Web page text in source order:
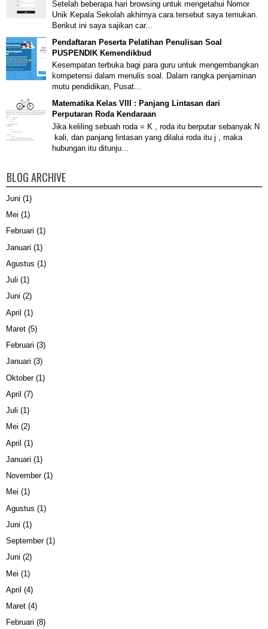
Setelah beberapa hari browsing untuk mengetahui Nomor
Unik Kepala Sekolah akhirnya cara tersebut saya temukan.
Berikut ini saya sajikan car...
Pendaftaran Peserta Pelatihan Penulisan Soal
PUSPENDIK Kemendikbud
Kesempatan terbuka bagi para guru untuk mengembangkan
kompetensi dalam menulis soal. Dalam rangka penjaminan
mutu pendidikan, Pusat...
Matematika Kelas VIII : Panjang Lintasan dari
Perputaran Roda Kendaraan
Jika keliling sebuah roda = K , roda itu berputar sebanyak N
kali, dan panjang lintasan yang dilalui roda itu j , maka
hubungan itu ditunju...
BLOG ARCHIVE
Juni (1)
Mei (1)
Februari (1)
Januari (1)
Agustus (1)
Juli (1)
Juni (2)
April (1)
Maret (5)
Februari (3)
Januari (3)
Oktober(1)
April (7)
Juli (1)
Mei (2)
April (1)
Januari (1)
November(1)
Mei (1)
Agustus (1)
Juni (1)
September(1)
Juni (2)
Mei (1)
April (4)
Maret (4)
Februari (8)